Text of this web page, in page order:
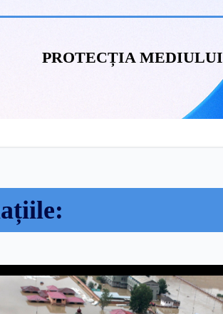
PROTECȚIA MEDIULUI